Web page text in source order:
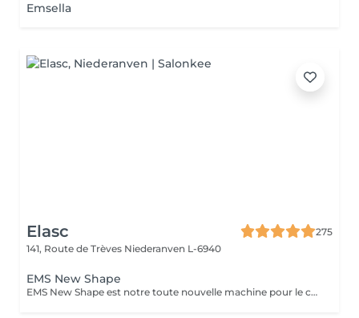
Emsella
Elasc
275
141, Route de Trèves Niederanven L-6940
EMS New Shape
EMS New Shape est notre toute nouvelle machine pour le corps. Elle permet d'éliminer les graisses (même viscérales) et de stimuler les muscles les plus profonds, inatteignables même en faisant du sport, et ce, sans aucune courbature ! Le principe est le suivant : des ondes électromagnétiques provoquant des micro-stimulations musculaires très intenses. Ce soin est non-invasif et indolore ! Cette technologie s'adresse à n'importe qui souhaitant améliorer sa silhouette : le ou la sportif(ve) qui stagne et souhaite augmenter ses performances physiques ou encore celui ou celle qui veut développer sa masse musculaire et perdre des graisses locales. L'essayer, c'est l'adopter ! N'hésitez pas à nous contacter pour tout autre renseignement.